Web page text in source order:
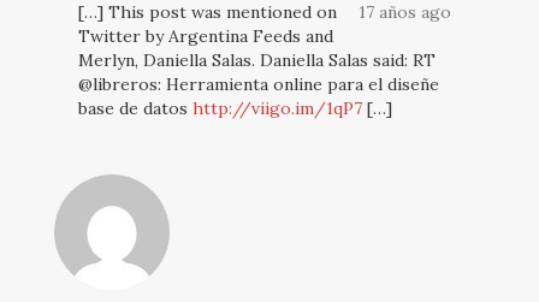
17 años ago
[…] This post was mentioned on
Twitter by Argentina Feeds and
Merlyn, Daniella Salas. Daniella Salas said: RT
@libreros: Herramienta online para el diseñe
base de datos http://viigo.im/1qP7 […]